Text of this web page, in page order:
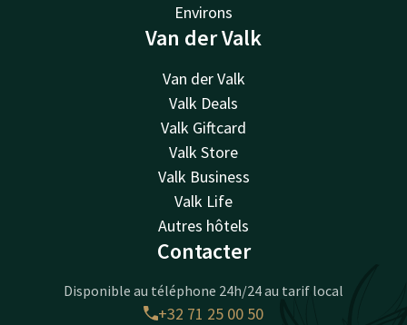
Environs
Van der Valk
Van der Valk
Valk Deals
Valk Giftcard
Valk Store
Valk Business
Valk Life
Autres hôtels
Contacter
Disponible au téléphone 24h/24 au tarif local
+32 71 25 00 50